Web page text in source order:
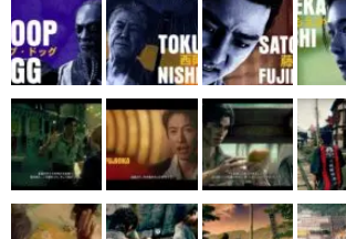
電ファミニコゲーマーとは？
運営：株式会社マレ